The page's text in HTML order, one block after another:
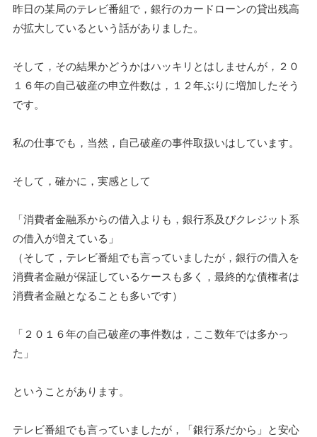
昨日の某局のテレビ番組で，銀行のカードローンの貸出残高
が拡大しているという話がありました。
そして，その結果かどうかはハッキリとはしませんが，２０
１６年の自己破産の申立件数は，１２年ぶりに増加したそう
です。
私の仕事でも，当然，自己破産の事件取扱いはしています。
そして，確かに，実感として
「消費者金融系からの借入よりも，銀行系及びクレジット系
の借入が増えている」
（そして，テレビ番組でも言っていましたが，銀行の借入を
消費者金融が保証しているケースも多く，最終的な債権者は
消費者金融となることも多いです）
「２０１６年の自己破産の事件数は，ここ数年では多かっ
た」
ということがあります。
テレビ番組でも言っていましたが，「銀行系だから」と安心